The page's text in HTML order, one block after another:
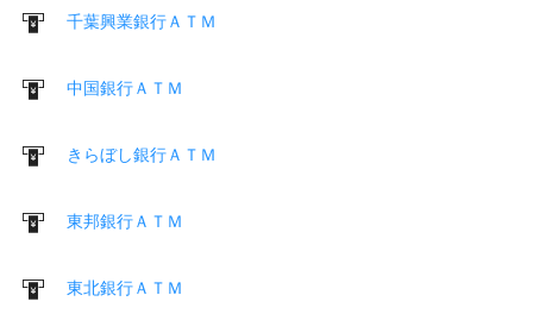
千葉興業銀行ＡＴＭ
中国銀行ＡＴＭ
きらぼし銀行ＡＴＭ
東邦銀行ＡＴＭ
東北銀行ＡＴＭ